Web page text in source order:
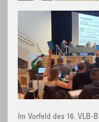
Im Vorfeld des 16. VLB-